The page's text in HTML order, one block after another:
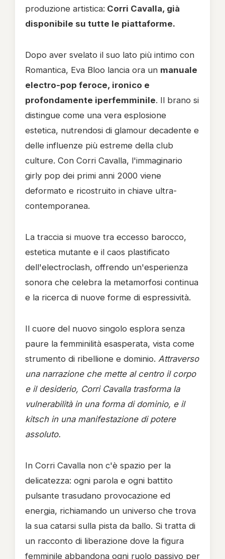
produzione artistica: Corri Cavalla, già
disponibile su tutte le piattaforme.
Dopo aver svelato il suo lato più intimo con
Romantica, Eva Bloo lancia ora un manuale
electro-pop feroce, ironico e
profondamente iperfemminile. Il brano si
distingue come una vera esplosione
estetica, nutrendosi di glamour decadente e
delle influenze più estreme della club
culture. Con Corri Cavalla, l'immaginario
girly pop dei primi anni 2000 viene
deformato e ricostruito in chiave ultra-
contemporanea.
La traccia si muove tra eccesso barocco,
estetica mutante e il caos plastificato
dell'electroclash, offrendo un'esperienza
sonora che celebra la metamorfosi continua
e la ricerca di nuove forme di espressività.
Il cuore del nuovo singolo esplora senza
paure la femminilità esasperata, vista come
strumento di ribellione e dominio. Attraverso
una narrazione che mette al centro il corpo
e il desiderio, Corri Cavalla trasforma la
vulnerabilità in una forma di dominio, e il
kitsch in una manifestazione di potere
assoluto.
In Corri Cavalla non c'è spazio per la
delicatezza: ogni parola e ogni battito
pulsante trasudano provocazione ed
energia, richiamando un universo che trova
la sua catarsi sulla pista da ballo. Si tratta di
un racconto di liberazione dove la figura
femminile abbandona ogni ruolo passivo per